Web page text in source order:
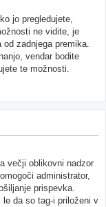
jo pregledujete,
ne vidite, je
zadnjega premika.
vendar bodite
te možnosti.
večji oblikovni nadzor
administrator,
prispevka.
le da so tag-i priloženi v